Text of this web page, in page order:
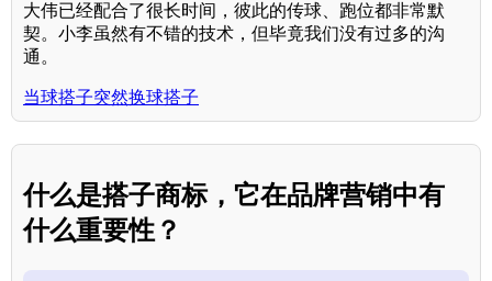
大伟已经配合了很长时间，彼此的传球、跑位都非常默
契。小李虽然有不错的技术，但毕竟我们没有过多的沟
通。
当球搭子突然换球搭子
什么是搭子商标，它在品牌营销中有
什么重要性？